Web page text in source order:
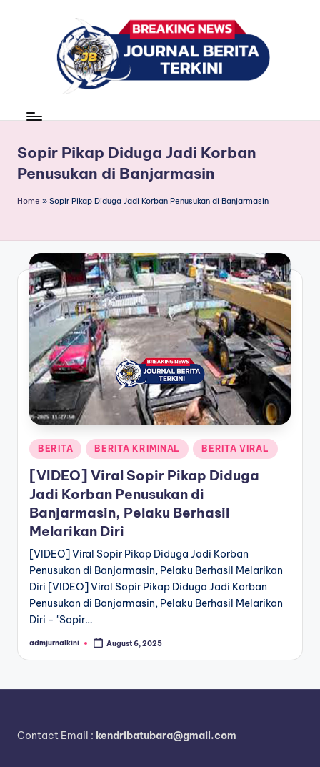
r
n
a
B
e
ri
t
T
e
r
k
n
news
Sopir Pikap Diduga Jadi Korban
Penusukan di Banjarmasin
Home » Sopir Pikap Diduga Jadi Korban Penusukan di Banjarmasin
Posted
in
BERITA BERITA KRIMINAL BERITA VIRAL
[VIDEO] Viral Sopir Pikap Diduga
Jadi Korban Penusukan di
Banjarmasin, Pelaku Berhasil
Melarikan Diri
[VIDEO] Viral Sopir Pikap Diduga Jadi Korban
Penusukan di Banjarmasin, Pelaku Berhasil Melarikan
Diri [VIDEO] Viral Sopir Pikap Diduga Jadi Korban
Penusukan di Banjarmasin, Pelaku Berhasil Melarikan
Diri - "Sopir…
Posted
admjurnalkini August 6, 2025
Contact Email : kendribatubara@gmail.com